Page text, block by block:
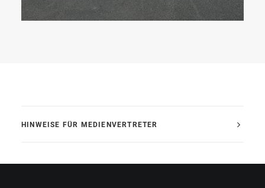
HINWEISE FÜR MEDIENVERTRETER